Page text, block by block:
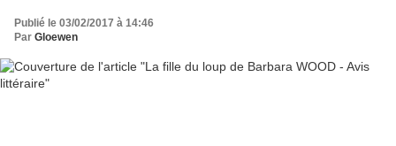
Publié le 03/02/2017 à 14:46
Par Gloewen